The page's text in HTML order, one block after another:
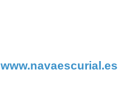
www.navaescurial.es